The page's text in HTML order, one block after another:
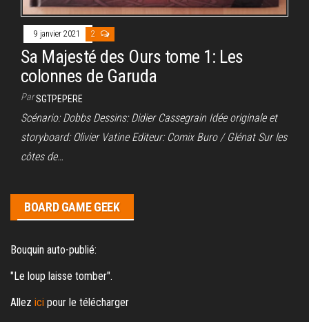
9 janvier 2021 2
Sa Majesté des Ours tome 1: Les
colonnes de Garuda
ParSGTPEPERE
Scénario: Dobbs Dessins: Didier Cassegrain Idée originale et
storyboard: Olivier Vatine Editeur: Comix Buro / Glénat Sur les
côtes de…
BOARD GAME GEEK
Bouquin auto-publié:
"Le loup laisse tomber".
Allez ici pour le télécharger